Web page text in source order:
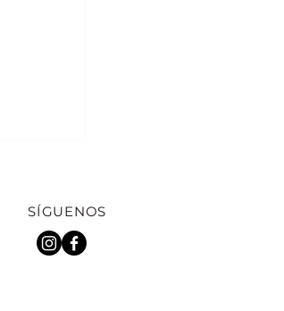
SÍGUENOS